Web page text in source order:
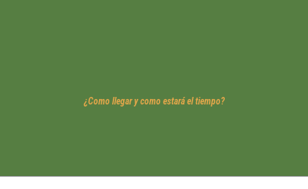
¿Como llegar y como estará el tiempo?